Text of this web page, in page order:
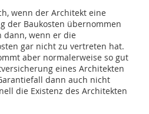
wenn der Architekt eine
der Baukosten übernommen
dann, wenn er die
gar nicht zu vertreten hat.
aber normalerweise so gut
eines Architekten
dann auch nicht
die Existenz des Architekten